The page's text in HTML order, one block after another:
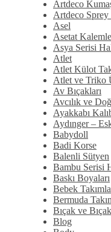
Artdeco
Artdeco
Asel
Asetat
Asya Serisi
Atlet
Atlet Külot
Atlet ve Triko
Av Bıçakları
Avcılık ve
Ayakkabı
Aydınger –
Babydoll
Badi Korse
Balenli Sütyen
Bambu Serisi
Baskı Boyaları
Bebek
Bermuda
Bıçak ve
Blog